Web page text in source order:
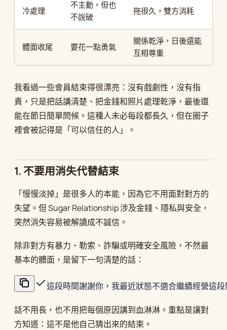
冷處理
不主動，但也
不說破
拖很久，雙方消耗
體面收尾 要花一點勇氣
關係乾淨，日後還能
互相尊重
我看過一些會員結束得很漂亮：沒有戲劇性，沒有指
責，只是把話講清楚、把金錢和照片處理乾淨，最後還
能在節日簡單問候。這種人未必每段都長久，但在圈子
裡會被記得是「可以信任的人」。
1. 不要用消失代替結束
「慢慢淡掉」是很多人的本能，因為它不用面對對方的
失望。但 Sugar Relationship 涉及金錢、隱私與安全，
突然消失容易被解讀成不誠信。
除非對方有暴力、勒索、詐騙或明確安全風險，不然最
基本的體面，是留下一句清楚的話：
這段時間謝謝你，我最近狀態不適合繼續經營這
話不用長，也不用把每個原因講到血淋淋。重點是讓對
方知道：這不是他自己猜出來的結束。